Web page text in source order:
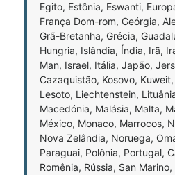
Egito, Estônia, Eswanti,
França Dom-rom, Geórgia,
Grã-Bretanha, Grécia,
Hungria, Islândia, Índia, Irã,
Man, Israel, Itália, Japão,
Cazaquistão, Kosovo,
Lesoto, Liechtenstein,
Macedónia, Malásia, Malta,
México, Monaco, Marrocos,
Nova Zelândia, Noruega,
Paraguai, Polônia, Portugal,
Romênia, Rússia, San